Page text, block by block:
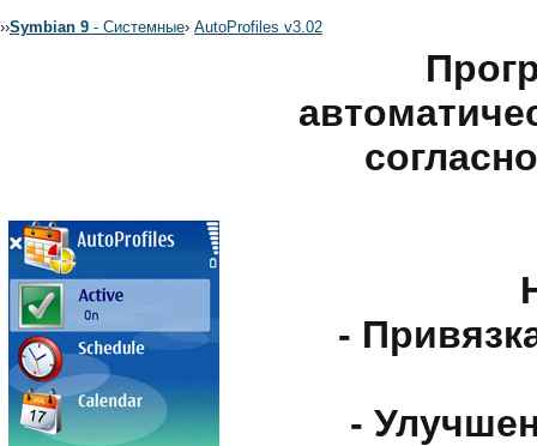
››Symbian 9 - Системные› AutoProfiles v3.02
-
-